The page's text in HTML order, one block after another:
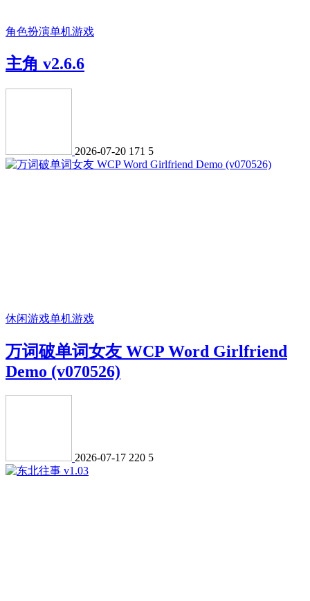
角色扮演单机游戏
主角 v2.6.6
2026-07-20 171 5
休闲游戏单机游戏
万词破单词女友 WCP Word Girlfriend
Demo (v070526)
2026-07-17 220 5